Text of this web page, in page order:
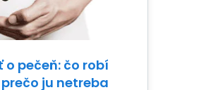
pečeň: čo robí
ju netreba